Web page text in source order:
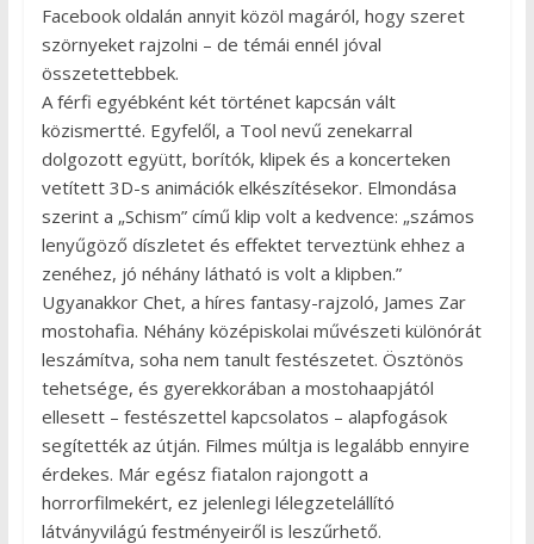
Facebook oldalán annyit közöl magáról, hogy szeret
szörnyeket rajzolni – de témái ennél jóval
összetettebbek.
A férfi egyébként két történet kapcsán vált
közismertté. Egyfelől, a Tool nevű zenekarral
dolgozott együtt, borítók, klipek és a koncerteken
vetített 3D-s animációk elkészítésekor. Elmondása
szerint a „Schism” című klip volt a kedvence: „számos
lenyűgöző díszletet és effektet terveztünk ehhez a
zenéhez, jó néhány látható is volt a klipben.”
Ugyanakkor Chet, a híres fantasy-rajzoló, James Zar
mostohafia. Néhány középiskolai művészeti különórát
leszámítva, soha nem tanult festészetet. Ösztönös
tehetsége, és gyerekkorában a mostohaapjától
ellesett – festészettel kapcsolatos – alapfogások
segítették az útján. Filmes múltja is legalább ennyire
érdekes. Már egész fiatalon rajongott a
horrorfilmekért, ez jelenlegi lélegzetelállító
látványvilágú festményeiről is leszűrhető.